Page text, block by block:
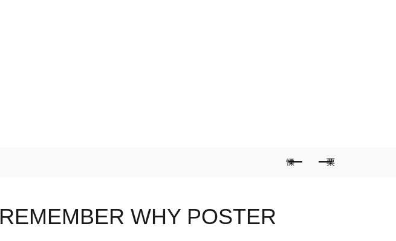
REMEMBER WHY POSTER